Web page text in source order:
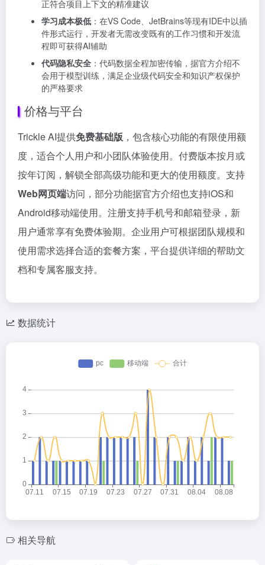
正符合项目上下文的精准建议
学习成本极低 ：在VS Code、JetBrains等现有IDE中以插
件形式运行，开发者无需改变既有的工作习惯和开发流
程即可获得AI辅助
代码隐私安全 ：代码数据全程加密传输，据官方介绍不
会用于模型训练，满足企业级代码安全和知识产权保护
的严格要求
价格与平台
Trickle AI提供免费基础版 ，包含核心功能的有限使用额
度，适合个人用户和小团队体验使用。付费版本按月或
按年订阅，解锁全部高级功能和更大的使用额度。支持
Web网页端访问，部分功能据官方介绍也支持iOS和
Android移动端使用。注册支持手机号和邮箱登录，新
用户通常享有免费体验期。企业用户可根据团队规模和
使用需求选择合适的套餐方案，平台提供详细的帮助文
档和专属客服支持。
数据统计
相关导航